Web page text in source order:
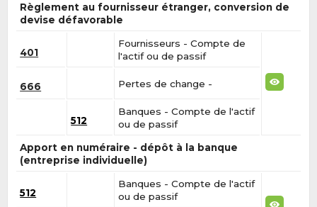
Règlement au fournisseur étranger, conversion de
devise défavorable
401
Fournisseurs - Compte de
l'actif ou de passif
666 Pertes de change -
512
Banques - Compte de l'actif
ou de passif
Apport en numéraire - dépôt à la banque
(entreprise individuelle)
512
Banques - Compte de l'actif
ou de passif